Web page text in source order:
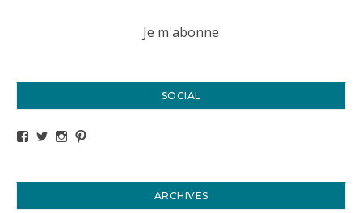
SOCIAL
Voir le profil de titval35 sur Facebook
Voir le profil de titval35 sur Twitter
Voir le profil de titval35 sur Instagram
ARCHIVES